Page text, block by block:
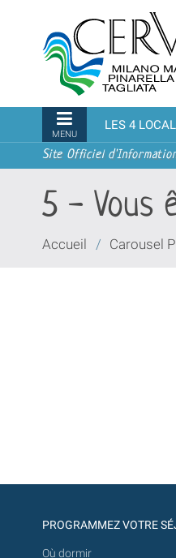
contenu.
à
navigation
turistico
ufficiale
Cervia,
Milano
Marittima,
Pinarella,
Tagliata
Navigation
MENU
LES 4
Site Officiel
5 - Vous
Vous
Accueil / Carousel
PROGRAMMEZ VOTRE
Où dormir